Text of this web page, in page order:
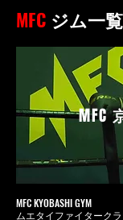
MFC ジム一覧
MFC
MFC KYOBASHI GYM
ムエタイファイターク